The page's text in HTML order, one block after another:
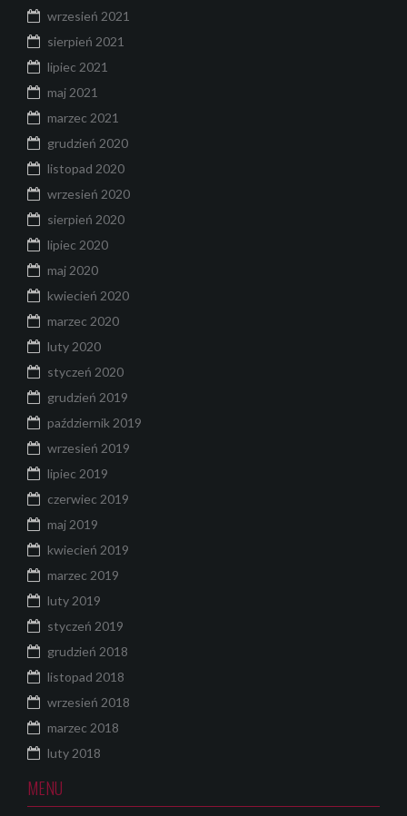
wrzesień 2021
sierpień 2021
lipiec 2021
maj 2021
marzec 2021
grudzień 2020
listopad 2020
wrzesień 2020
sierpień 2020
lipiec 2020
maj 2020
kwiecień 2020
marzec 2020
luty 2020
styczeń 2020
grudzień 2019
październik 2019
wrzesień 2019
lipiec 2019
czerwiec 2019
maj 2019
kwiecień 2019
marzec 2019
luty 2019
styczeń 2019
grudzień 2018
listopad 2018
wrzesień 2018
marzec 2018
luty 2018
MENU